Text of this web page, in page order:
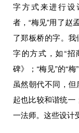
字方式来进行设
者，“梅见”用了赵
了郑板桥的字。我
字的方式，如“招
碑》；“梅见”的“
虽然朝代不同，
起也比较和谐统一
一法师。这些设计